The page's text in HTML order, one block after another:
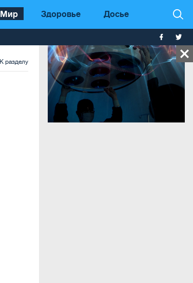
Мир Здоровье Досье
К разделу